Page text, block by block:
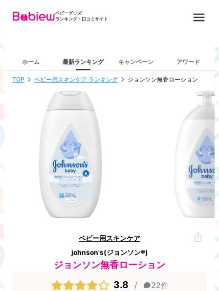
ベビーグッズ
ランキング・口コミサイト
ホーム 最新ランキング キャンペーン アワード
TOP ベビー用スキンケア ランキング ジョンソン無香ローション
ベビー用スキンケア
johnson's(ジョンソン®)
ジョンソン無香ローション
3.8
/ 22件